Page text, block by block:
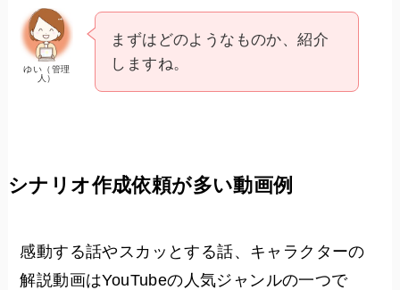
ゆい（管理
人）
まずはどのようなものか、紹介
しますね。
シナリオ作成依頼が多い動画例
感動する話やスカッとする話、キャラクターの
解説動画はYouTubeの人気ジャンルの一つで